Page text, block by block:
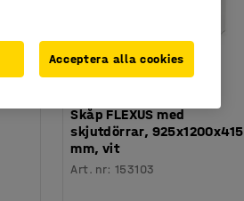
Skåp FLEXUS med
skjutdörrar, 925x1200x415
mm, vit
Art. nr:153103
Acceptera alla cookies